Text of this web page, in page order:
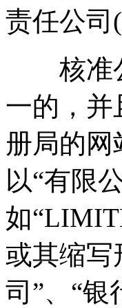
责任公司
核准公
一的，并
册局的
以“有限
如
或其缩写
司”、“银